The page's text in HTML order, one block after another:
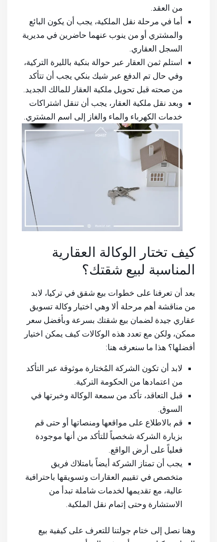
من العقد.
أما في مرحلة نقل الملكية، يجب أن يكون البائع
والمشتري أو من ينوب عنهما حاضرين في مديرية
السجل العقاري.
استلم ثمن العقار عبر حوالة بنكية بالليرة التركية،
وفي حال تم الدفع عبر شيك بنكي يجب أن تتأكد
من صحته قبل تحويل ملكية العقار للمالك الجديد.
وبعد نقل ملكية العقار، يجب أن تنقل اشتراكات
خدمات الكهرباء والماء والغاز إلى اسم المشتري.
كيف تختار الوكالة العقارية
المناسبة لبيع شقتك؟
بعد أن تعرفنا على خطوات بيع شقق في تركيا، لابد
من مناقشة أهم مرحلة ألا وهي اختيار وكالة تسويق
عقاري جيدة لضمان بيع شقتك بسرعة وبأفضل سعر
ممكن، ولكن مع تعدد هذه الوكالات كيف يمكن اختيار
أفضلها؟ هذا ما سنعرفه هنا:
لابد أن تكون الشركة المُختارة موثوقة عبر التأكد
من اعتمادها من الحكومة التركية.
قبل التعاقد، تأكد من سمعة الوكالة وخبرتها في
السوق.
قم بالاطلاع على مواقعها ومنصاتها أو حتى قم
بزيارة الشركة شخصياً للتأكد من أنها موجودة
فعلياً على أرض الواقع.
يجب أن تمتاز الشركة أيضاً بامتلاك فريق
متخصص في تقييم العقارات وتسويقها باحترافية
عالية، مع تقديمها لخدمات شاملة تبدأ من
الاستشارة وحتى إتمام نقل الملكية.
وهنا نصل إلى ختام جولتنا للتعرف على كيفية بيع